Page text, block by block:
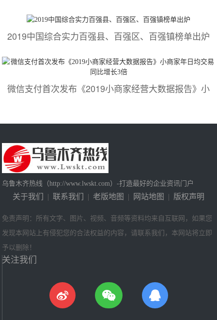
2019中国综合实力百强县、百强区、百强镇榜单出炉
微信支付首次发布《2019小商家经营大数据报告》小
乌鲁木齐热线（http://www.lwskt.com）-打造最好的企业资讯门户
关于我们 | 联系我们 | 老版地图 | 网站地图 | 版权声明
免责声明：所有文字、图片、视频、音频等资料均来自互联网，如果您
发现本网站上有侵犯您的合法权益的内容，请联系我们，本网站将立即
予以删除！
关注我们